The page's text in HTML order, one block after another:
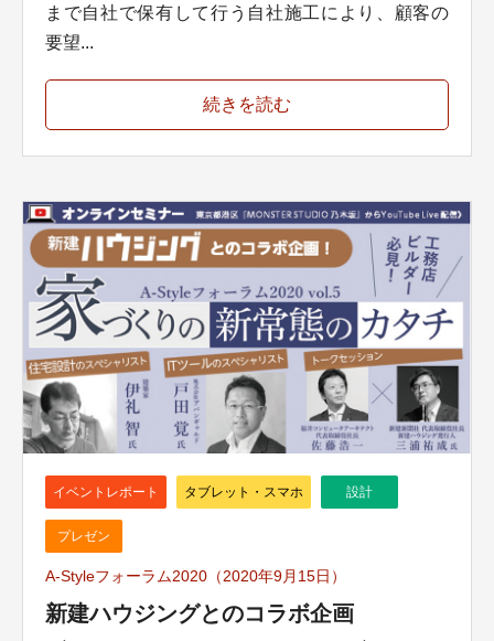
まで自社で保有して行う自社施工により、顧客の
要望...
続きを読む
イベントレポート タブレット・スマホ 設計
プレゼン
A-Styleフォーラム2020（2020年9月15日）
新建ハウジングとのコラボ企画